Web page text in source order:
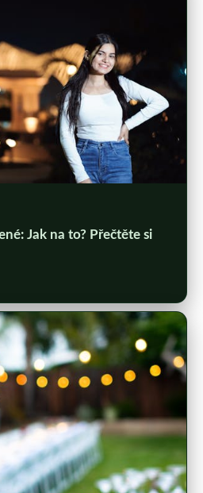
Jak na to? Přečtěte si